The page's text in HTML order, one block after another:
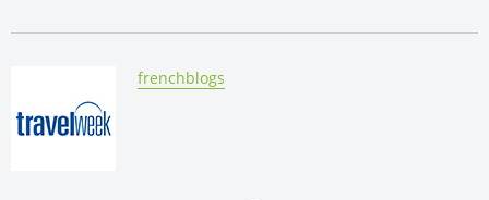
By:
frenchblogs